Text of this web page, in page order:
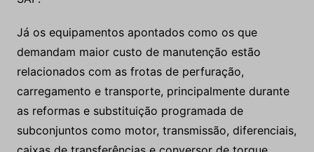
Já os equipamentos apontados como os que
demandam maior custo de manutenção estão
relacionados com as frotas de perfuração,
carregamento e transporte, principalmente durante
as reformas e substituição programada de
subconjuntos como motor, transmissão, diferenciais,